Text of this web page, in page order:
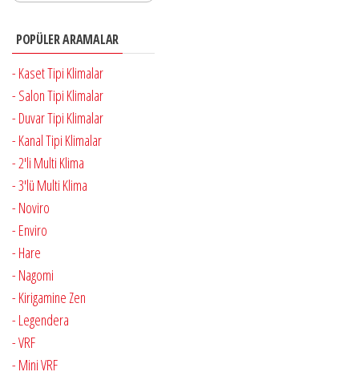
POPÜLER ARAMALAR
- Kaset Tipi Klimalar
- Salon Tipi Klimalar
- Duvar Tipi Klimalar
- Kanal Tipi Klimalar
- 2'li Multi Klima
- 3'lü Multi Klima
- Noviro
- Enviro
- Hare
- Nagomi
- Kirigamine Zen
- Legendera
- VRF
- Mini VRF